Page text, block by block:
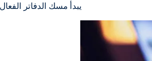
يبدأ مسك الدفاتر